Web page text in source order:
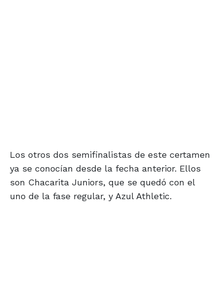
Los otros dos semifinalistas de este certamen
ya se conocían desde la fecha anterior. Ellos
son Chacarita Juniors, que se quedó con el
uno de la fase regular, y Azul Athletic.